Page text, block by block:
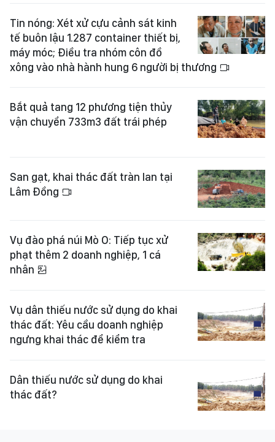
Tin nóng: Xét xử cựu cảnh sát kinh
tế buôn lậu 1.287 container thiết bị,
máy móc; Điều tra nhóm côn đồ
xông vào nhà hành hung 6 người bị thương
Bắt quả tang 12 phương tiện thủy
vận chuyển 733m3 đất trái phép
San gạt, khai thác đất tràn lan tại
Lâm Đồng
Vụ đào phá núi Mò O: Tiếp tục xử
phạt thêm 2 doanh nghiệp, 1 cá
nhân
Vụ dân thiếu nước sử dụng do khai
thác đất: Yêu cầu doanh nghiệp
ngưng khai thác để kiểm tra
Dân thiếu nước sử dụng do khai
thác đất?